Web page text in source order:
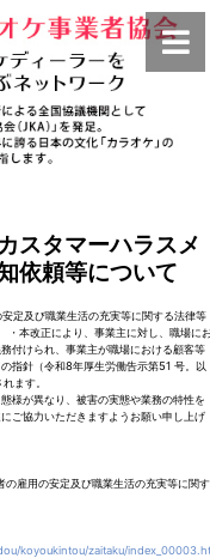
スタマーハラスメ
依頼等について
定及び職業生活の充実等に関する法律等
・本改正により、事業主に対し、職場に
付けられ、事業主が職場における顧客等
指針（令和8年厚生労働告示第51 号。以
ます。
様が異なり、被害の実態や業務の特性を
ご協力いただきますようお願い申し上げ
雇用の安定及び職業生活の充実等に関す
koyoukintou/zaitaku/index_00003.ht